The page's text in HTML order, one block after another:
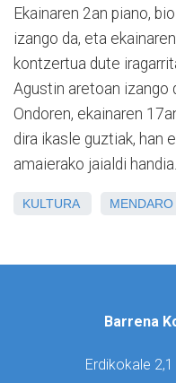
Ekainaren 2an piano,
izango da, eta
kontzertua dute
Agustin aretoan izango
Ondoren, ekainaren
dira ikasle guztiak, han
amaierako jaialdi handia.
KULTURA MENDARO
Barrena
Erdikokale 2,1